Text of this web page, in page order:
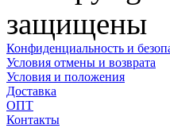
защищены
Конфиденциальность и
Условия отмены и возврата
Условия и положения
Доставка
ОПТ
Контакты